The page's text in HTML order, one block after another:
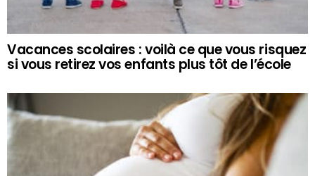
Vacances scolaires : voilà ce que vous risquez
si vous retirez vos enfants plus tôt de l’école